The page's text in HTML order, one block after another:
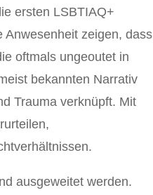
ersten LSBTIAQ+
zeigen, dass
oftmals ungeoutet in
bekannten Narrativ
Trauma verknüpft. Mit
ausgeweitet werden.